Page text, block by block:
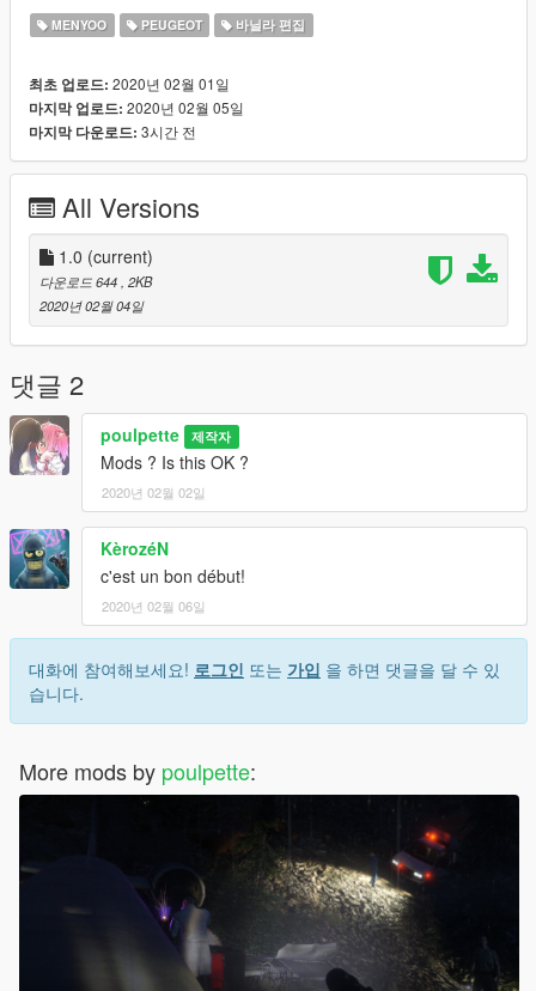
Simply copy-paste the "Desert-Mehari.xml" file into into Grand
Then access it in-game through the Menyoo menu (F8) >
Vehicle options > Vehicle spawner.
c.Enjoy -
=================Credits
All credits go to poulpette (that's me uwu).
MENYOO PEUGEOT 바닐라 편집
최초 업로드: 2020년 02월 01일
마지막 업로드: 2020년 02월 05일
마지막 다운로드: 3시간 전
All Versions
1.0 (current)
다운로드 644 , 2KB
2020년 02월 04일
댓글 2
poulpette 제작자
Mods ? Is this OK ?
2020년 02월 02일
KèrozéN
c'est un bon début!
2020년 02월 06일
대화에 참여해보세요! 로그인 또는 가입 을 하면 댓글을 달 수 있
습니다.
More mods by poulpette: